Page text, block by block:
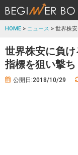
HOME > ニュース > 世界株
世界株安に負
指標を狙い撃ち
公開日:2018/10/29